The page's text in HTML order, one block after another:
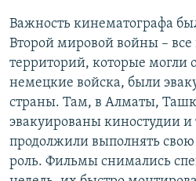
Важность кинематографа
Второй мировой войны – все
территорий, которые могли
немецкие войска, были
страны. Там, в Алматы,
эвакуированы киностудии
продолжили выполнять
роль. Фильмы снимались